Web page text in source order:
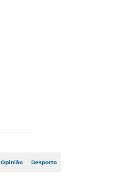
Opinião Desporto